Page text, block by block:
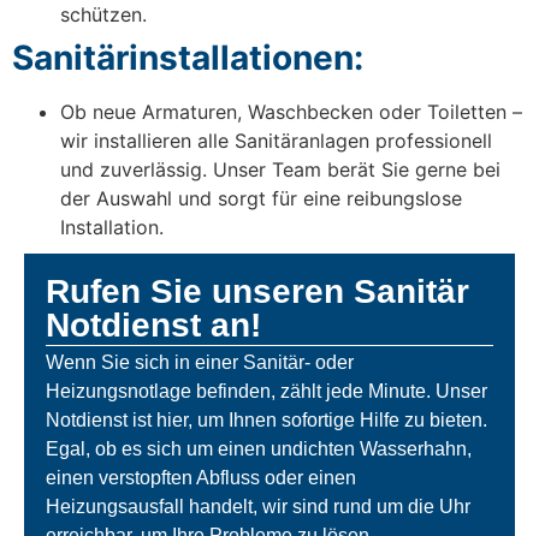
schützen.
Sanitärinstallationen:
Ob neue Armaturen, Waschbecken oder Toiletten –
wir installieren alle Sanitäranlagen professionell
und zuverlässig. Unser Team berät Sie gerne bei
der Auswahl und sorgt für eine reibungslose
Installation.
Rufen Sie unseren Sanitär
Notdienst an!
Wenn Sie sich in einer Sanitär- oder
Heizungsnotlage befinden, zählt jede Minute. Unser
Notdienst ist hier, um Ihnen sofortige Hilfe zu bieten.
Egal, ob es sich um einen undichten Wasserhahn,
einen verstopften Abfluss oder einen
Heizungsausfall handelt, wir sind rund um die Uhr